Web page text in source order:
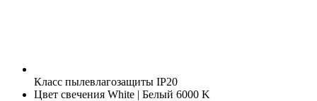
Класс пылевлагозащиты IP20
Цвет свечения White | Белый 6000 K